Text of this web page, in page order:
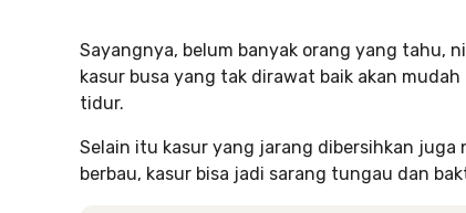
Sayangnya, belum banyak orang yang tahu,
kasur busa yang tak dirawat baik akan
tidur.
Selain itu kasur yang jarang dibersihkan juga
berbau, kasur bisa jadi sarang tungau dan